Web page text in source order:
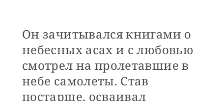
Он зачитывался книгами о
небесных асах и с любовью
смотрел на пролетавшие в
небе самолеты. Став
постарше, осваивал